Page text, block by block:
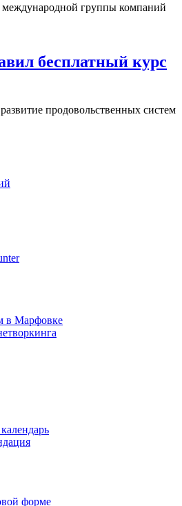
международной группы компаний
бесплатный курс
продовольственных систем
в Марфовке
форме